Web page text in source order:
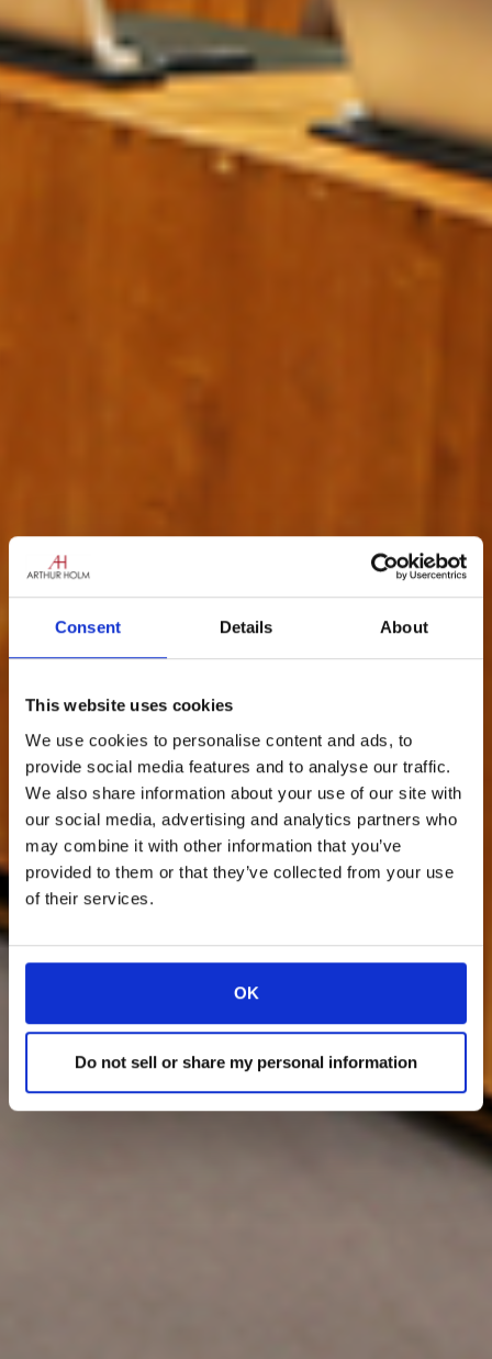
Consent Details About
This website uses cookies
We use cookies to personalise content and ads, to
provide social media features and to analyse our traffic.
We also share information about your use of our site with
our social media, advertising and analytics partners who
may combine it with other information that you’ve
provided to them or that they’ve collected from your use
of their services.
OK
Do not sell or share my personal information